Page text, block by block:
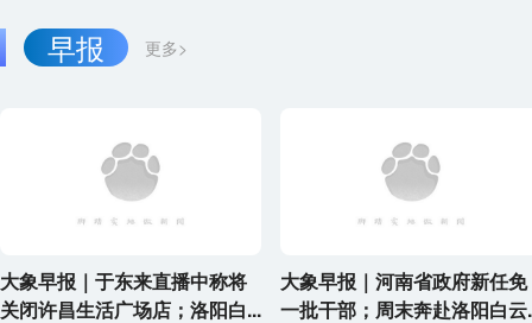
更多>
早报
大象早报｜于东来直播中称将
关闭许昌生活广场店；洛阳白...
大象早报｜河南省政府新任免
一批干部；周末奔赴洛阳白云